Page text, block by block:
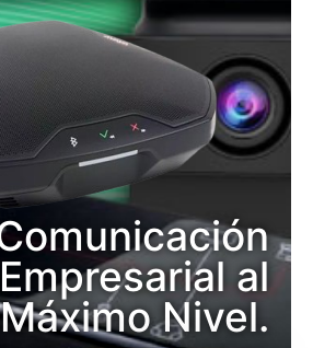
Empresarial al
Máximo Nivel.